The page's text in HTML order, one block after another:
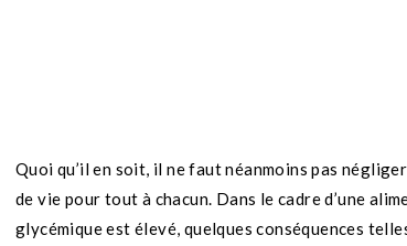
Quoi qu’il en soit, il ne faut néanmoins pas
de vie pour tout à chacun. Dans le cadre d’une
glycémique est élevé, quelques conséquences